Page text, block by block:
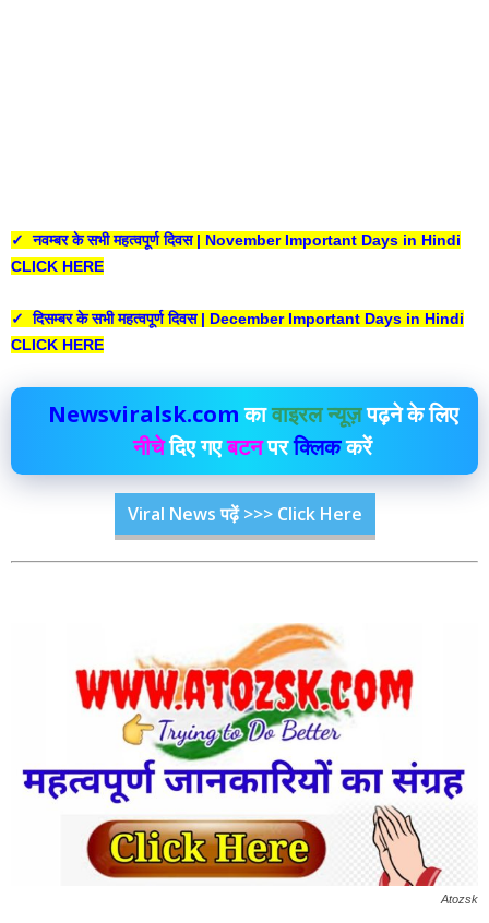
✓ नवम्बर के सभी महत्वपूर्ण दिवस | November Important Days in Hindi
CLICK HERE
✓ दिसम्बर के सभी महत्वपूर्ण दिवस | December Important Days in Hindi
CLICK HERE
Newsviralsk.comकावाइरल न्यूज़पढ़ने के लिए
नीचेदिए गएबटनपरक्लिककरें
Viral News पढ़ें >>> Click Here
Atozsk